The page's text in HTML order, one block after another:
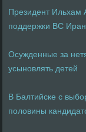
Президент Ильхам
поддержки ВС
Осужденные за
усыновлять детей
В Балтийске с
половины